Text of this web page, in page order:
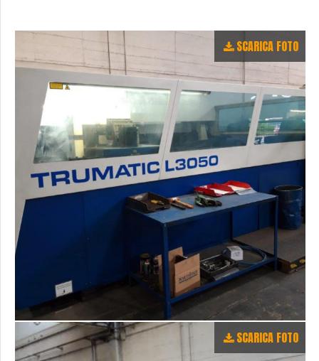
SCARICA FOTO
SCARICA FOTO